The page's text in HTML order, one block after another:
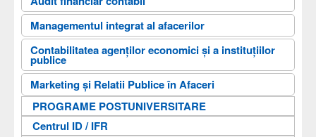
Antreprenoriat digital
Managementul integrat al afacerilor
Contabilitatea agenților economici și a instituțiilor
publice
Marketing şi Relatii Publice în Afaceri
PROGRAME POSTUNIVERSITARE
Centrul ID / IFR